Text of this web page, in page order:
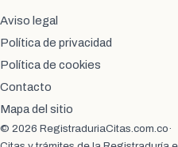
Aviso legal
Política de privacidad
Política de cookies
Contacto
Mapa del sitio
© 2026 RegistraduriaCitas.com.co·